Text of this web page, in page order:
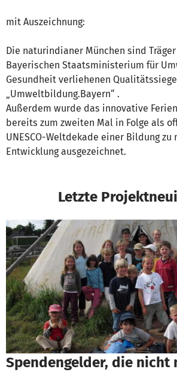
mit Auszeichnung:
Die naturindianer München sind
Bayerischen Staatsministerium für
Gesundheit verliehenen
„Umweltbildung.Bayern“ .
Außerdem wurde das innovative
bereits zum zweiten Mal in Folge als
UNESCO-Weltdekade einer Bildung zu
Entwicklung ausgezeichnet.
Letzte
Spendengelder, die nicht